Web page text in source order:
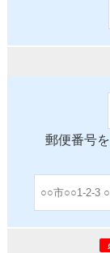
郵便番号